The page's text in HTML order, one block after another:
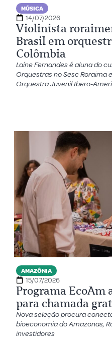
MÚSICA
14/07/2026
Violinista
Brasil em
Colômbia
Laíne Fernandes é aluna do
Orquestras no Sesc Roraima
Orquestra Juvenil Ibero-
AMAZÔNIA
15/07/2026
Programa EcoAm
para chamada
Nova seleção procura
bioeconomia do Amazonas,
investidores